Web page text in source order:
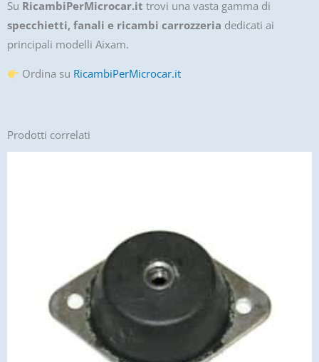
Su RicambiPerMicrocar.it trovi una vasta gamma di
specchietti, fanali e ricambi carrozzeria dedicati ai
principali modelli Aixam.
Ordina su RicambiPerMicrocar.it
Prodotti correlati